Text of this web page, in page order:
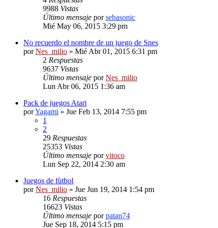
9988 Vistas
Último mensaje porsebasonic
Mié May 06, 2015 3:29 pm
No recuerdo el nombre de un juego de Snes
porNes_milio » Mié Abr 01, 2015 6:31 pm
2 Respuestas
9637 Vistas
Último mensaje porNes_milio
Lun Abr 06, 2015 1:36 am
Pack de juegos Atari
porYagami » Jue Feb 13, 2014 7:55 pm
1
2
29 Respuestas
25353 Vistas
Último mensaje porvitoco
Lun Sep 22, 2014 2:30 am
Juegos de fùtbol
porNes_milio » Jue Jun 19, 2014 1:54 pm
16 Respuestas
16623 Vistas
Último mensaje porpatan74
Jue Sep 18, 2014 5:15 pm